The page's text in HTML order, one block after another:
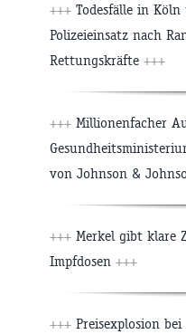
+++ Todesfälle in
Polizeieinsatz nach
Rettungskräfte +++
+++ Millionenfacher
von Johnson &
+++ Merkel gibt klare
Impfdosen +++
+++ Preisexplosion